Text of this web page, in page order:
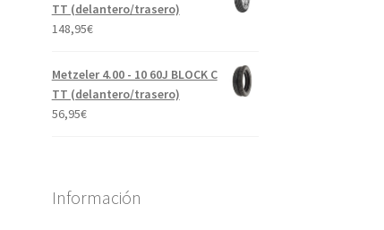
TT (delantero/trasero)
148,95€
Metzeler 4.00 - 10 60J BLOCK C
TT (delantero/trasero)
56,95€
Información